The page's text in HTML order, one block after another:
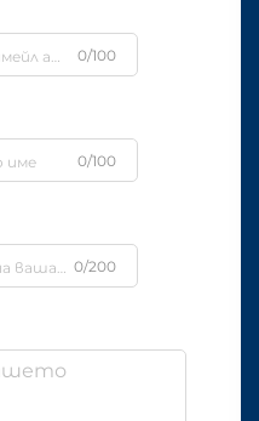
0/100
0/100
0/200